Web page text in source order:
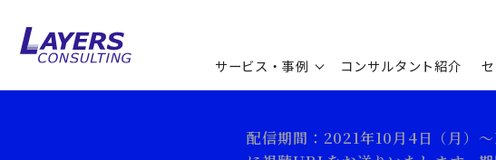
サービス・事例 コンサルタント紹介
コンサルティングサービス
セミナー情報
最新ソリューション配信期間：2021年10月4日（月）